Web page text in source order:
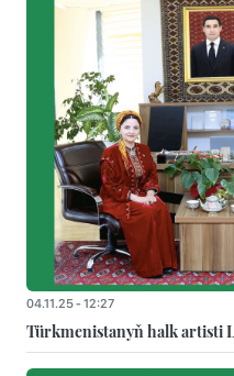
04.11.25 - 12:27
Türkmenistanyň halk artisti